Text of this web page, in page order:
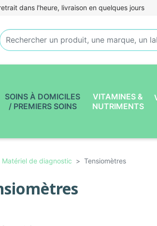
dans l'heure, livraison en quelques jours
SOINS À DOMICILES
/ PREMIERS SOINS
VITAMINES &
NUTRIMENTS
Matériel de diagnostic Tensiomètres